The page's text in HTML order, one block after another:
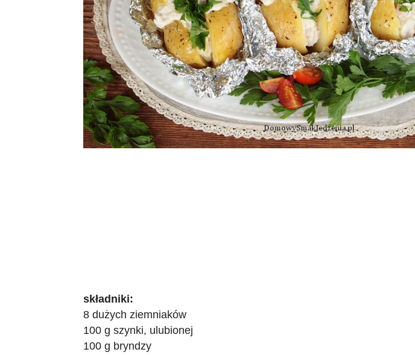
składniki:
8 dużych ziemniaków
100 g szynki, ulubionej
100 g bryndzy